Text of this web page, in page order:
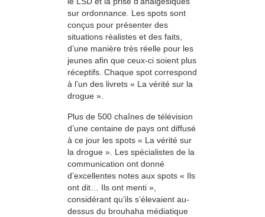
sur ordonnance. Les spots sont
conçus pour présenter des
situations réalistes et des faits,
d’une manière très réelle pour les
jeunes afin que ceux-ci soient plus
réceptifs. Chaque spot correspond
à l’un des livrets « La vérité sur la
drogue ».
Plus de 500 chaînes de télévision
d’une centaine de pays ont diffusé
à ce jour les spots « La vérité sur
la drogue ». Les spécialistes de la
communication ont donné
d’excellentes notes aux spots « Ils
ont dit… Ils ont menti »,
considérant qu’ils s’élevaient au-
dessus du brouhaha médiatique